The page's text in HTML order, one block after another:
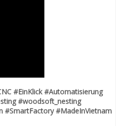
#EinKlick #Automatisierung
#woodsoft_nesting
#SmartFactory #MadeInVietnam